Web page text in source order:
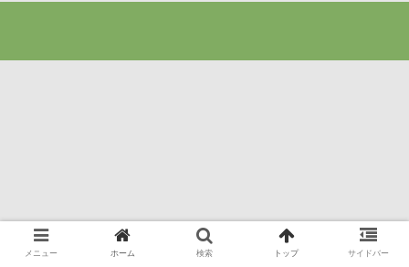
メニュー ホーム 検索 トップ サイドバー